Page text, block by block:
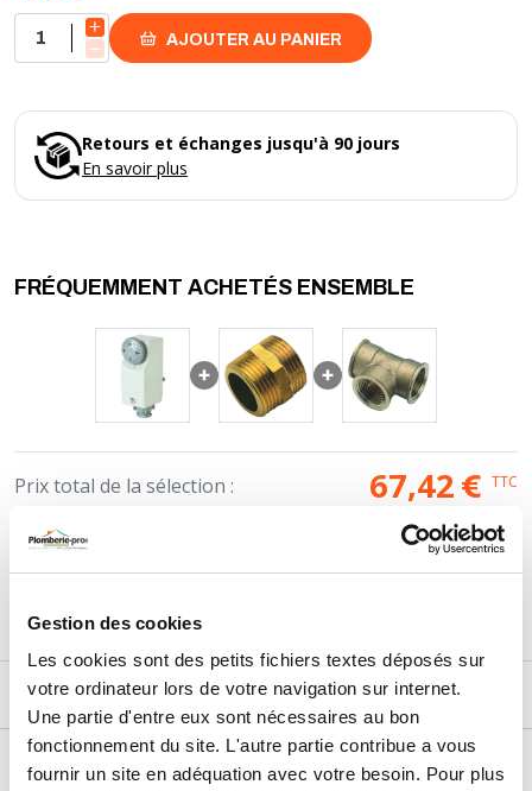
Gestion des cookies
Les cookies sont des petits fichiers textes déposés sur
votre ordinateur lors de votre navigation sur internet.
Une partie d'entre eux sont nécessaires au bon
fonctionnement du site. L'autre partie contribue a vous
fournir un site en adéquation avec votre besoin. Pour plus
AJOUTER AU PANIER
Retours et échanges jusqu'à 90 jours
En savoir plus
FRÉQUEMMENT ACHETÉS ENSEMBLE
Prix total de la sélection : 67,42 € TTC
AU PANIER
DESCRIPTIF